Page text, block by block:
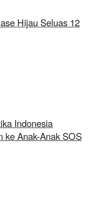
Hijau Seluas 12
Indonesia
ke Anak-Anak SOS